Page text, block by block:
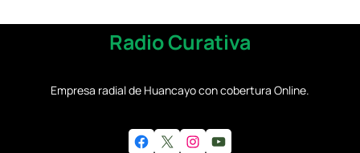
Radio Curativa
Empresa radial de Huancayo con cobertura Online.
Facebook X Instagram YouTube